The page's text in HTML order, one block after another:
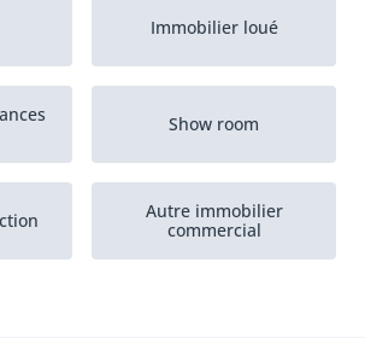
Immobilier loué
Show room
Autre immobilier
commercial